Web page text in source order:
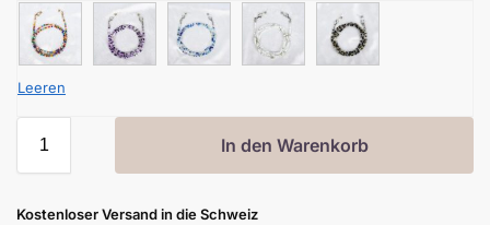
Leeren
In den Warenkorb
Kostenloser Versand in die Schweiz